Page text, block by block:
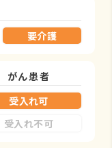
要介護
がん患者
受入れ可
受入れ不可